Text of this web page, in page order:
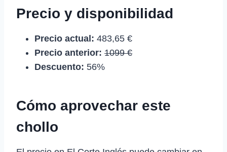
Precio y disponibilidad
Precio actual: 483,65 €
Precio anterior: 1099 €
Descuento: 56%
Cómo aprovechar este
chollo